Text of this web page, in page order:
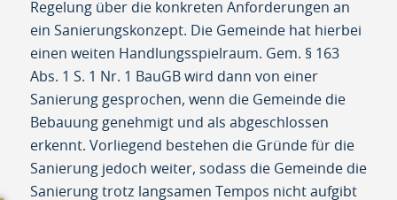
Regelung über die konkreten Anforderungen an
ein Sanierungskonzept. Die Gemeinde hat hierbei
einen weiten Handlungsspielraum. Gem. § 163
Abs. 1 S. 1 Nr. 1 BauGB wird dann von einer
Sanierung gesprochen, wenn die Gemeinde die
Bebauung genehmigt und als abgeschlossen
erkennt. Vorliegend bestehen die Gründe für die
Sanierung jedoch weiter, sodass die Gemeinde die
Sanierung trotz langsamen Tempos nicht aufgibt